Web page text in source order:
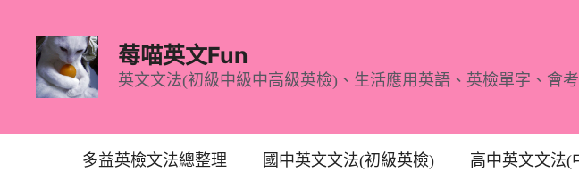
內
莓喵英文Fun
英文文法(初級中級中高級英檢)、生活應用英語、英檢單字、會
多益英檢文法總整理 國中英文文法(初級英檢) 高中英文文法(